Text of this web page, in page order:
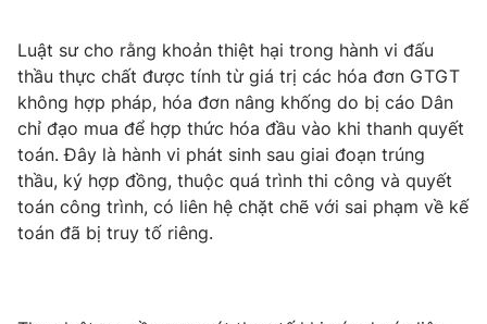
Luật sư cho rằng khoản thiệt hại trong hành vi đấu
thầu thực chất được tính từ giá trị các hóa đơn GTGT
không hợp pháp, hóa đơn nâng khống do bị cáo Dân
chỉ đạo mua để hợp thức hóa đầu vào khi thanh quyết
toán. Đây là hành vi phát sinh sau giai đoạn trúng
thầu, ký hợp đồng, thuộc quá trình thi công và quyết
toán công trình, có liên hệ chặt chẽ với sai phạm về kế
toán đã bị truy tố riêng.